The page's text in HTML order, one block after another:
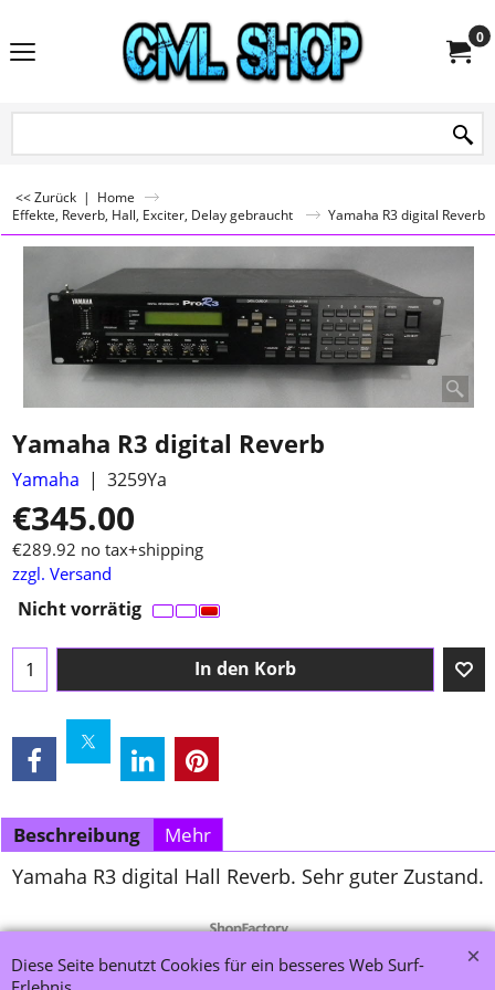
0
<< Zurück | Home
Effekte, Reverb, Hall, Exciter, Delay gebraucht
Yamaha R3 digital Reverb
Yamaha R3 digital Reverb
Yamaha 3259Ya
€345.00
€289.92 no tax+shipping
zzgl. Versand
Nicht vorrätig
In den Korb
Beschreibung Mehr
Yamaha R3 digital Hall Reverb. Sehr guter Zustand.
WebShop erstellt mit ShopFactory Shop Software.
Diese Seite benutzt Cookies für ein besseres Web Surf-